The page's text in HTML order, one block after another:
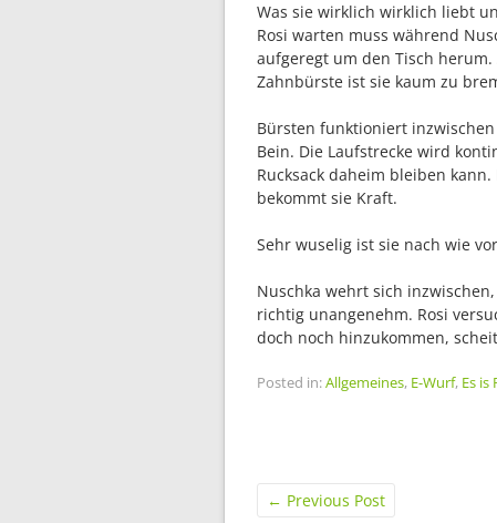
Was sie wirklich wirklich liebt
Rosi warten muss während
aufgeregt um den Tisch
Zahnbürste ist sie kaum zu
Bürsten funktioniert
Bein. Die Laufstrecke wird
Rucksack daheim bleiben
bekommt sie Kraft.
Sehr wuselig ist sie nach wie
Nuschka wehrt sich
richtig unangenehm. Rosi
doch noch hinzukommen,
Posted in:Allgemeines, E-Wurf, Es is
← Previous Post